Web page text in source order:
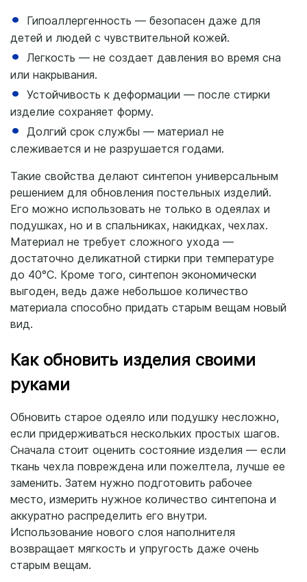
Гипоаллергенность — безопасен даже для
детей и людей с чувствительной кожей.
Легкость — не создает давления во время сна
или накрывания.
Устойчивость к деформации — после стирки
изделие сохраняет форму.
Долгий срок службы — материал не
слеживается и не разрушается годами.
Такие свойства делают синтепон универсальным
решением для обновления постельных изделий.
Его можно использовать не только в одеялах и
подушках, но и в спальниках, накидках, чехлах.
Материал не требует сложного ухода —
достаточно деликатной стирки при температуре
до 40°C. Кроме того, синтепон экономически
выгоден, ведь даже небольшое количество
материала способно придать старым вещам новый
вид.
Как обновить изделия своими
руками
Обновить старое одеяло или подушку несложно,
если придерживаться нескольких простых шагов.
Сначала стоит оценить состояние изделия — если
ткань чехла повреждена или пожелтела, лучше ее
заменить. Затем нужно подготовить рабочее
место, измерить нужное количество синтепона и
аккуратно распределить его внутри.
Использование нового слоя наполнителя
возвращает мягкость и упругость даже очень
старым вещам.